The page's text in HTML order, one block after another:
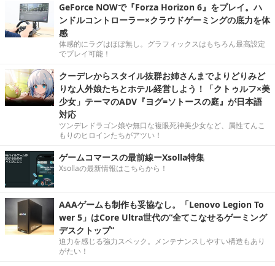
GeForce NOWで『Forza Horizon 6』をプレイ。ハ
ンドルコントローラー×クラウドゲーミングの底力を体
感
体感的にラグはほぼ無し。グラフィックスはもちろん最高設定
でプレイ可能！
クーデレからスタイル抜群お姉さんまでよりどりみど
りな人外娘たちとホテル経営しよう！「クトゥルフ×美
少女」テーマのADV『ヨグ=ソトースの庭』が日本語
対応
ツンデレドラゴン娘や無口な複眼死神美少女など、属性てんこ
もりのヒロインたちがアツい！
ゲームコマースの最前線ーXsolla特集
Xsollaの最新情報はこちらから！
AAAゲームも制作も妥協なし。「Lenovo Legion To
wer 5」はCore Ultra世代の“全てこなせるゲーミング
デスクトップ”
迫力を感じる強力スペック。メンテナンスしやすい構造もあり
がたい！